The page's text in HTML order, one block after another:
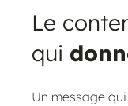
Le
qui
Un message